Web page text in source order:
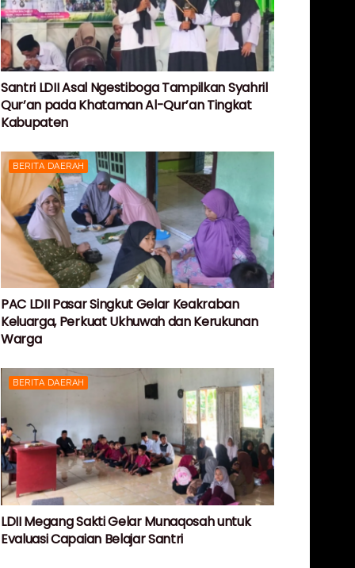
Santri LDII Asal Ngestiboga Tampilkan Syahril
Qur’an pada Khataman Al-Qur’an Tingkat
Kabupaten
BERITA DAERAH
PAC LDII Pasar Singkut Gelar Keakraban
Keluarga, Perkuat Ukhuwah dan Kerukunan
Warga
BERITA DAERAH
LDII Megang Sakti Gelar Munaqosah untuk
Evaluasi Capaian Belajar Santri